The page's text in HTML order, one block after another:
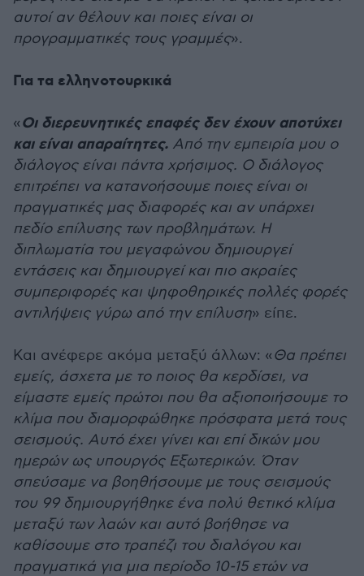
αυτοί αν θέλουν και ποιες είναι οι
προγραμματικές τους γραμμές».
Για τα ελληνοτουρκικά
«Οι διερευνητικές επαφές δεν έχουν αποτύχει
και είναι απαραίτητες. Από την εμπειρία μου ο
διάλογος είναι πάντα χρήσιμος. Ο διάλογος
επιτρέπει να κατανοήσουμε ποιες είναι οι
πραγματικές μας διαφορές και αν υπάρχει
πεδίο επίλυσης των προβλημάτων. Η
διπλωματία του μεγαφώνου δημιουργεί
εντάσεις και δημιουργεί και πιο ακραίες
συμπεριφορές και ψηφοθηρικές πολλές φορές
αντιλήψεις γύρω από την επίλυση» είπε.
Και ανέφερε ακόμα μεταξύ άλλων: «Θα πρέπει
εμείς, άσχετα με το ποιος θα κερδίσει, να
είμαστε εμείς πρώτοι που θα αξιοποιήσουμε το
κλίμα που διαμορφώθηκε πρόσφατα μετά τους
σεισμούς. Αυτό έχει γίνει και επί δικών μου
ημερών ως υπουργός Εξωτερικών. Όταν
σπεύσαμε να βοηθήσουμε με τους σεισμούς
του 99 δημιουργήθηκε ένα πολύ θετικό κλίμα
μεταξύ των λαών και αυτό βοήθησε να
καθίσουμε στο τραπέζι του διαλόγου και
πραγματικά για μια περίοδο 10-15 ετών να